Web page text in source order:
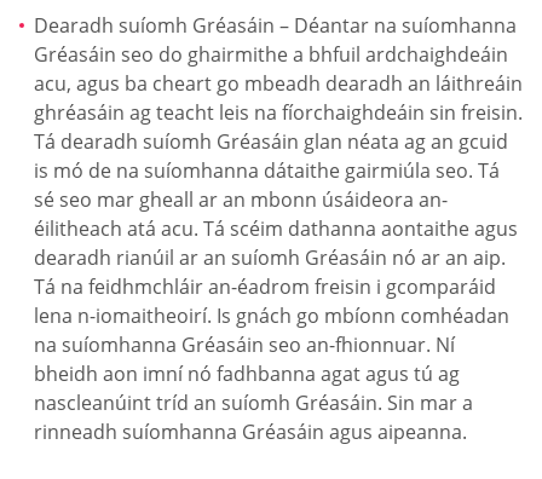
Dearadh suíomh Gréasáin – Déantar na suíomhanna
Gréasáin seo do ghairmithe a bhfuil ardchaighdeáin
acu, agus ba cheart go mbeadh dearadh an láithreáin
ghréasáin ag teacht leis na fíorchaighdeáin sin freisin.
Tá dearadh suíomh Gréasáin glan néata ag an gcuid
is mó de na suíomhanna dátaithe gairmiúla seo. Tá
sé seo mar gheall ar an mbonn úsáideora an-
éilitheach atá acu. Tá scéim dathanna aontaithe agus
dearadh rianúil ar an suíomh Gréasáin nó ar an aip.
Tá na feidhmchláir an-éadrom freisin i gcomparáid
lena n-iomaitheoirí. Is gnách go mbíonn comhéadan
na suíomhanna Gréasáin seo an-fhionnuar. Ní
bheidh aon imní nó fadhbanna agat agus tú ag
nascleanúint tríd an suíomh Gréasáin. Sin mar a
rinneadh suíomhanna Gréasáin agus aipeanna.